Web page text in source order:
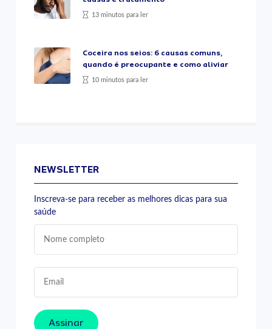
13 minutos para ler
Coceira nos seios: 6 causas comuns,
quando é preocupante e como aliviar
10 minutos para ler
NEWSLETTER
Inscreva-se para receber as melhores dicas para sua
saúde
Assinar